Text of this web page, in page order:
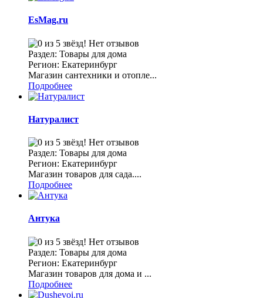
EsMag.ru
Нет отзывов
Раздел: Товары для дома
Регион: Екатеринбург
Магазин сантехники и отопле...
Подробнее
Натуралист
Нет отзывов
Раздел: Товары для дома
Регион: Екатеринбург
Магазин товаров для сада....
Подробнее
Антука
Нет отзывов
Раздел: Товары для дома
Регион: Екатеринбург
Магазин товаров для дома и ...
Подробнее